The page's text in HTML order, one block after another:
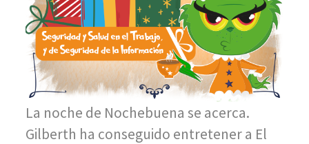
La noche de Nochebuena se acerca.
Gilberth ha conseguido entretener a El